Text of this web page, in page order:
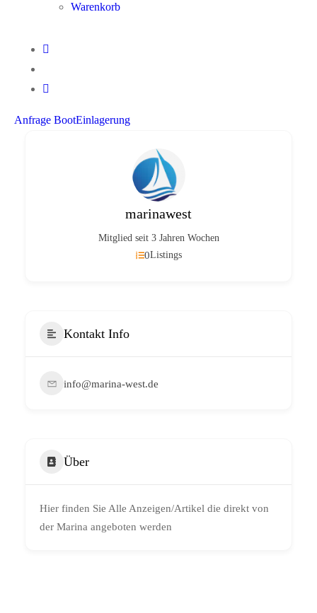
Warenkorb
Anfrage BootEinlagerung
marinawest
Mitglied seit 3 Jahren Wochen
0Listings
Kontakt Info
info@marina-west.de
Über
Hier finden Sie Alle Anzeigen/Artikel die direkt von
der Marina angeboten werden